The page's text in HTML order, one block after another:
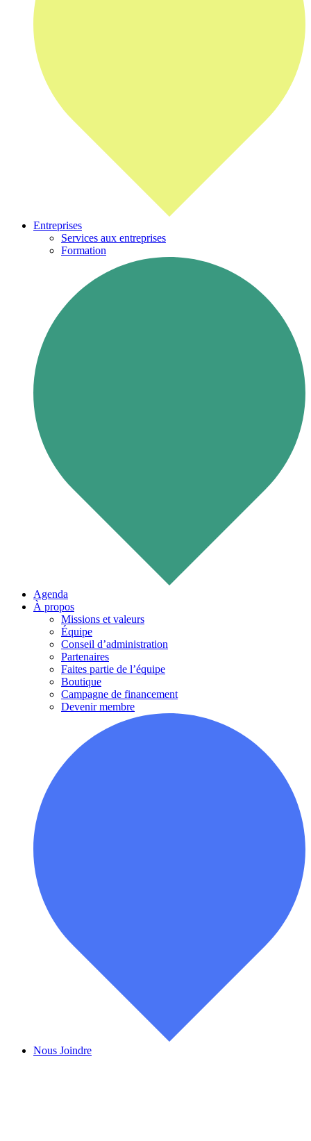
Entreprises
Services aux entreprises
Formation
Agenda
À propos
Missions et valeurs
Équipe
Conseil d’administration
Partenaires
Faites partie de l’équipe
Boutique
Campagne de financement
Devenir membre
Nous Joindre